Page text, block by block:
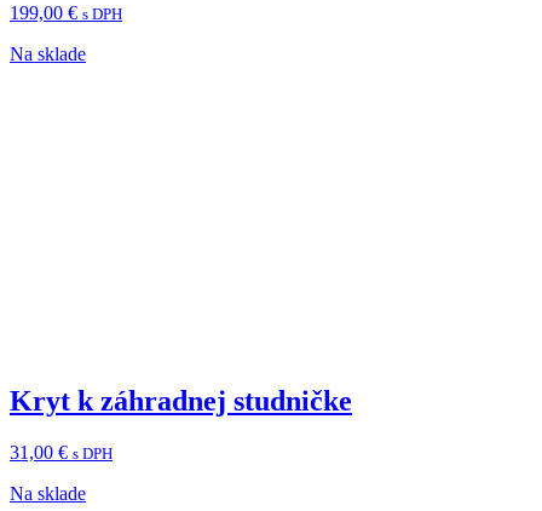
199,00€ s DPH
Na sklade
Kryt k záhradnej studničke
31,00€ s DPH
Na sklade